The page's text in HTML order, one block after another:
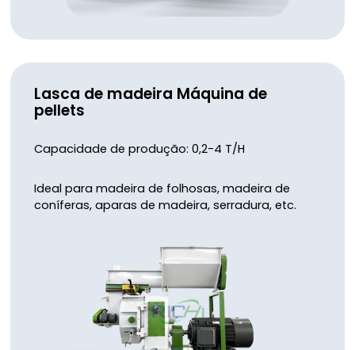
Lasca de madeira Máquina de
pellets
Capacidade de produção: 0,2-4 T/H
Ideal para madeira de folhosas, madeira de
coníferas, aparas de madeira, serradura, etc.